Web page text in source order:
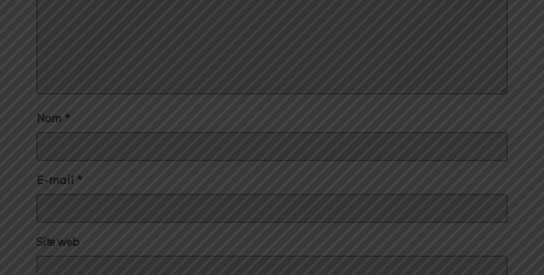
Nom *
E-mail *
Site web